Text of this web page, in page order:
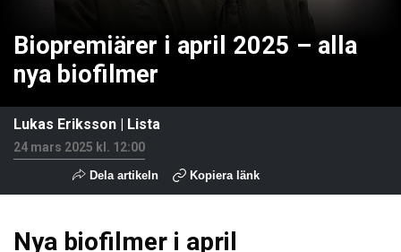
Biopremiärer i april 2025 – alla
nya biofilmer
Lukas Eriksson | Lista
24 mars 2025 kl. 12:00
Dela artikeln Kopiera länk
Nya biofilmer i april